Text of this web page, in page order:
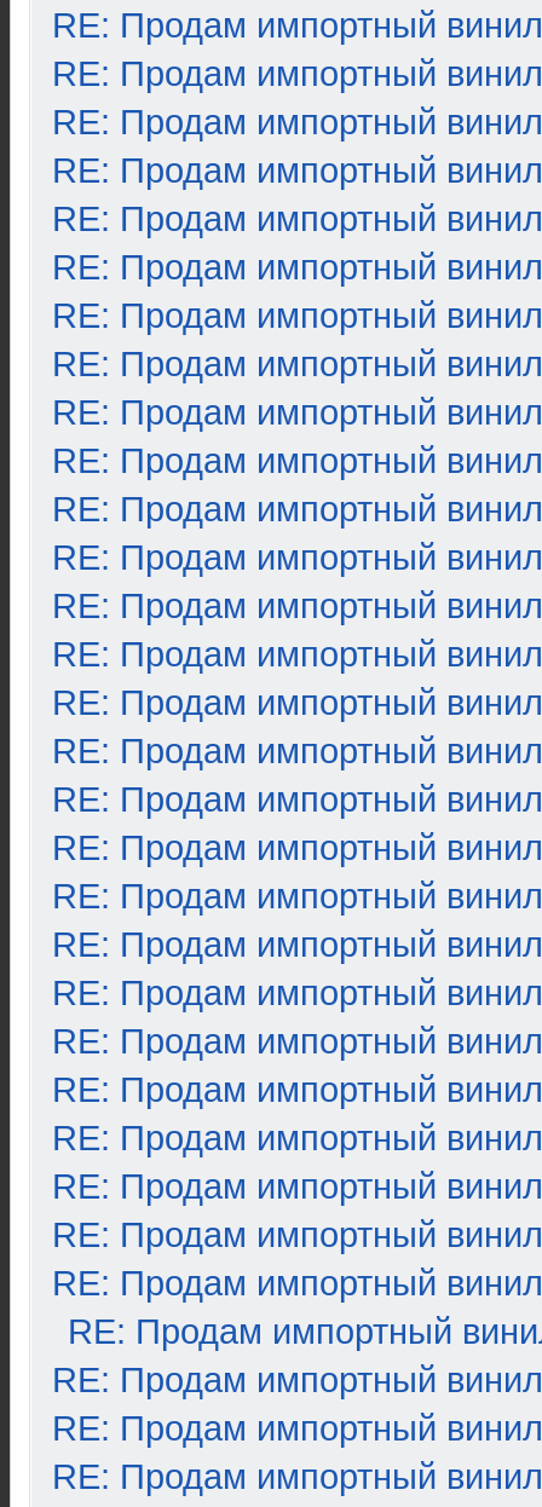
RE: Продам импортный винил
RE: Продам импортный винил
RE: Продам импортный винил
RE: Продам импортный винил
RE: Продам импортный винил
RE: Продам импортный винил
RE: Продам импортный винил
RE: Продам импортный винил
RE: Продам импортный винил
RE: Продам импортный винил
RE: Продам импортный винил
RE: Продам импортный винил
RE: Продам импортный винил
RE: Продам импортный винил
RE: Продам импортный винил
RE: Продам импортный винил
RE: Продам импортный винил
RE: Продам импортный винил
RE: Продам импортный винил
RE: Продам импортный винил
RE: Продам импортный винил
RE: Продам импортный винил
RE: Продам импортный винил
RE: Продам импортный винил
RE: Продам импортный винил
RE: Продам импортный винил
RE: Продам импортный винил
RE: Продам импортный
RE: Продам импортный винил
RE: Продам импортный винил
RE: Продам импортный винил